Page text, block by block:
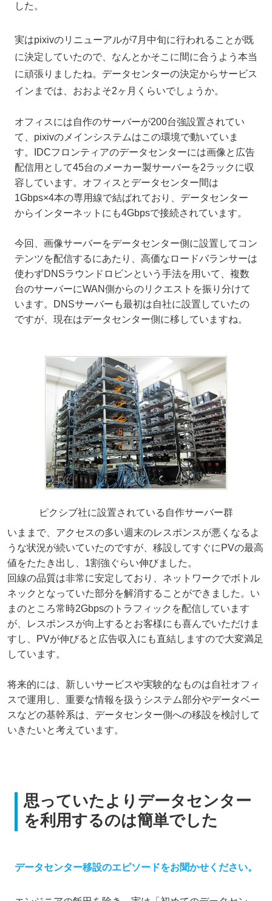
した。
実はpixivのリニューアルが7月中旬に行われることが既
に決定していたので、なんとかそこに間に合うよう本当
に頑張りましたね。データセンターの決定からサービス
インまでは、おおよそ2ヶ月くらいでしょうか。
オフィスには自作のサーバーが200台強設置されてい
て、pixivのメインシステムはこの環境で動いていま
す。IDCフロンティアのデータセンターには画像と広告
配信用として45台のメーカー製サーバーを2ラックに収
容しています。オフィスとデータセンター間は
1Gbps×4本の専用線で結ばれており、データセンター
からインターネットにも4Gbpsで接続されています。
今回、画像サーバーをデータセンター側に設置してコン
テンツを配信するにあたり、高価なロードバランサーは
使わずDNSラウンドロビンという手法を用いて、複数
台のサーバーにWAN側からのリクエストを振り分けて
います。DNSサーバーも最初は自社に設置していたの
ですが、現在はデータセンター側に移していますね。
ピクシブ社に設置されている自作サーバー群
いままで、アクセスの多い週末のレスポンスが悪くなるよ
うな状況が続いていたのですが、移設してすぐにPVの最高
値をたたき出し、1割強ぐらい伸びました。
回線の品質は非常に安定しており、ネットワークでボトル
ネックとなっていた部分を解消することができました。い
まのところ常時2Gbpsのトラフィックを配信しています
が、レスポンスが向上するとお客様にも喜んでいただけま
すし、PVが伸びると広告収入にも直結しますので大変満足
しています。
将来的には、新しいサービスや実験的なものは自社オフィ
スで運用し、重要な情報を扱うシステム部分やデータベー
スなどの基幹系は、データセンター側への移設を検討して
いきたいと考えています。
思っていたよりデータセンター
を利用するのは簡単でした
データセンター移設のエピソードをお聞かせください。